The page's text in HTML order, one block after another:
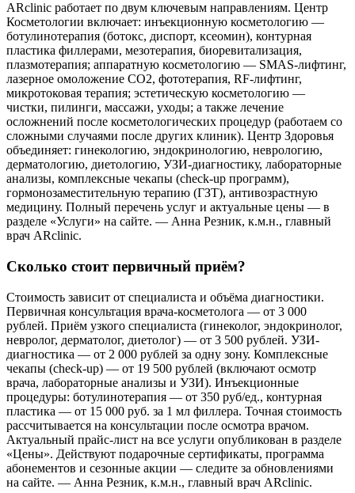
ARclinic работает по двум ключевым направлениям. Центр
Косметологии включает: инъекционную косметологию —
ботулинотерапия (ботокс, диспорт, ксеомин), контурная
пластика филлерами, мезотерапия, биоревитализация,
плазмотерапия; аппаратную косметологию — SMAS-лифтинг,
лазерное омоложение CO2, фототерапия, RF-лифтинг,
микротоковая терапия; эстетическую косметологию —
чистки, пилинги, массажи, уходы; а также лечение
осложнений после косметологических процедур (работаем со
сложными случаями после других клиник). Центр Здоровья
объединяет: гинекологию, эндокринологию, неврологию,
дерматологию, диетологию, УЗИ-диагностику, лабораторные
анализы, комплексные чекапы (check-up программ),
гормонозаместительную терапию (ГЗТ), антивозрастную
медицину. Полный перечень услуг и актуальные цены — в
разделе «Услуги» на сайте. — Анна Резник, к.м.н., главный
врач ARclinic.
Сколько стоит первичный приём?
Стоимость зависит от специалиста и объёма диагностики.
Первичная консультация врача-косметолога — от 3 000
рублей. Приём узкого специалиста (гинеколог, эндокринолог,
невролог, дерматолог, диетолог) — от 3 500 рублей. УЗИ-
диагностика — от 2 000 рублей за одну зону. Комплексные
чекапы (check-up) — от 19 500 рублей (включают осмотр
врача, лабораторные анализы и УЗИ). Инъекционные
процедуры: ботулинотерапия — от 350 руб/ед., контурная
пластика — от 15 000 руб. за 1 мл филлера. Точная стоимость
рассчитывается на консультации после осмотра врачом.
Актуальный прайс-лист на все услуги опубликован в разделе
«Цены». Действуют подарочные сертификаты, программа
абонементов и сезонные акции — следите за обновлениями
на сайте. — Анна Резник, к.м.н., главный врач ARclinic.